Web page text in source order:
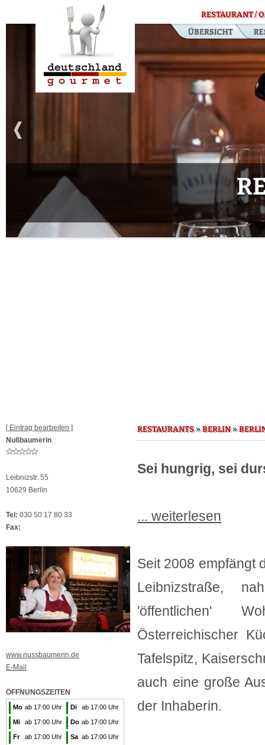
RESTAURANT /
[ Eintrag bearbeiten ]
Nußbaumerin
Leibnizstr. 55
10629 Berlin
Tel: 030 50 17 80 33
Fax:
www.nussbaumerin.de
E-Mail
ÖFFNUNGSZEITEN
Mo ab 17:00 Uhr Di ab 17:00 Uhr
Mi ab 17:00 Uhr Do ab 17:00 Uhr
Fr ab 17:00 Uhr Sa ab 17:00 Uhr
RESTAURANTS»BERLIN»
Sei hungrig, sei
... weiterlesen
Seit 2008 empfängt
Leibnizstraße,
'öffentlichen'
Österreichischer
Tafelspitz,
auch eine große
der Inhaberin.